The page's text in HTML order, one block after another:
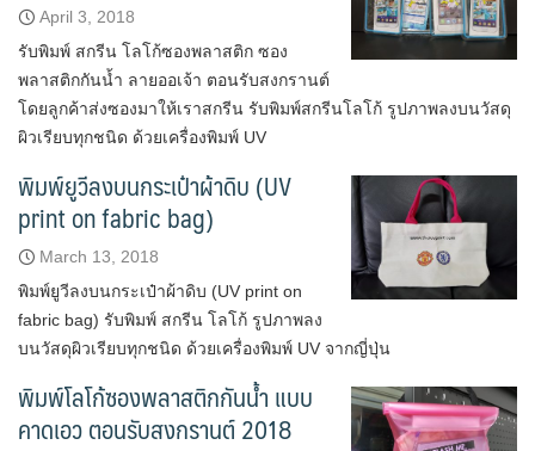
April 3, 2018
รับพิมพ์ สกรีน โลโก้ซองพลาสติก ซอง
พลาสติกกันน้ำ ลายออเจ้า ตอนรับสงกรานต์
โดยลูกค้าส่งซองมาให้เราสกรีน รับพิมพ์สกรีนโลโก้ รูปภาพลงบนวัสดุ
ผิวเรียบทุกชนิด ด้วยเครื่องพิมพ์ UV
พิมพ์ยูวีลงบนกระเป๋าผ้าดิบ (UV
print on fabric bag)
March 13, 2018
พิมพ์ยูวีลงบนกระเป๋าผ้าดิบ (UV print on
fabric bag) รับพิมพ์ สกรีน โลโก้ รูปภาพลง
บนวัสดุผิวเรียบทุกชนิด ด้วยเครื่องพิมพ์ UV จากญี่ปุ่น
พิมพ์โลโก้ซองพลาสติกกันน้ำ แบบ
คาดเอว ตอนรับสงกรานต์ 2018